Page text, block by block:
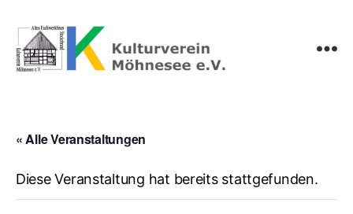
« Alle Veranstaltungen
Diese Veranstaltung hat bereits stattgefunden.